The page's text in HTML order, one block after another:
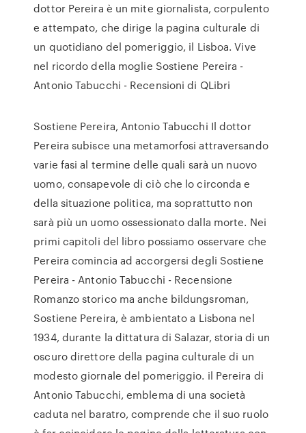
dottor Pereira è un mite giornalista, corpulento
e attempato, che dirige la pagina culturale di
un quotidiano del pomeriggio, il Lisboa. Vive
nel ricordo della moglie Sostiene Pereira -
Antonio Tabucchi - Recensioni di QLibri
Sostiene Pereira, Antonio Tabucchi Il dottor
Pereira subisce una metamorfosi attraversando
varie fasi al termine delle quali sarà un nuovo
uomo, consapevole di ciò che lo circonda e
della situazione politica, ma soprattutto non
sarà più un uomo ossessionato dalla morte. Nei
primi capitoli del libro possiamo osservare che
Pereira comincia ad accorgersi degli Sostiene
Pereira - Antonio Tabucchi - Recensione
Romanzo storico ma anche bildungsroman,
Sostiene Pereira, è ambientato a Lisbona nel
1934, durante la dittatura di Salazar, storia di un
oscuro direttore della pagina culturale di un
modesto giornale del pomeriggio. il Pereira di
Antonio Tabucchi, emblema di una società
caduta nel baratro, comprende che il suo ruolo